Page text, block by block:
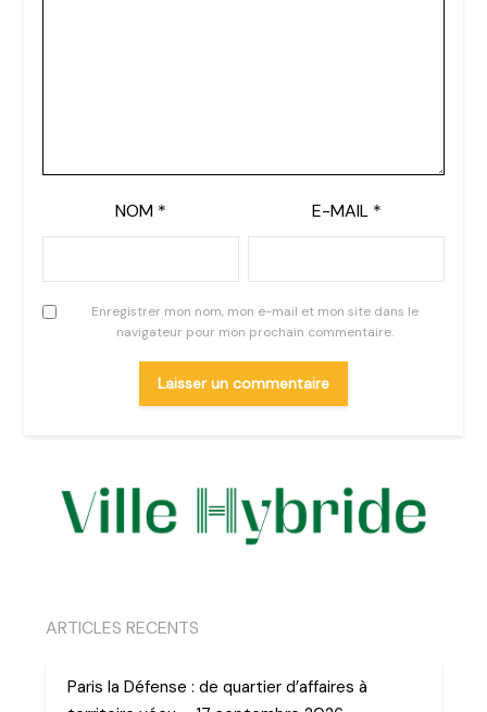
NOM * E-MAIL *
Enregistrer mon nom, mon e-mail et mon site dans le
navigateur pour mon prochain commentaire.
ARTICLES RECENTS
Paris la Défense : de quartier d’affaires à